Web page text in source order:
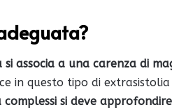
si associa a una carenza di
in questo tipo di
complessi si deve